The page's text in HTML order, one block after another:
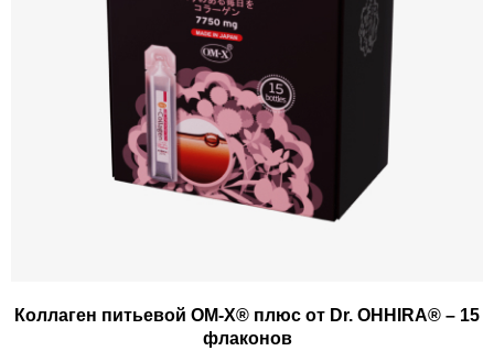
Коллаген питьевой ОМ-Х® плюс от Dr. OHHIRA® – 15
флаконов